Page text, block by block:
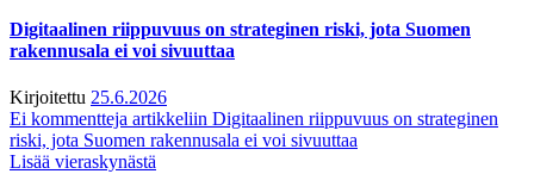
Digitaalinen riippuvuus on strateginen riski, jota Suomen
rakennusala ei voi sivuuttaa
Kirjoitettu 25.6.2026
Ei kommentteja artikkeliin Digitaalinen riippuvuus on strateginen
riski, jota Suomen rakennusala ei voi sivuuttaa
Lisää vieraskynästä